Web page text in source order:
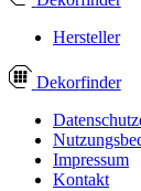
Hersteller
Dekorfinder
Impressum
Kontakt